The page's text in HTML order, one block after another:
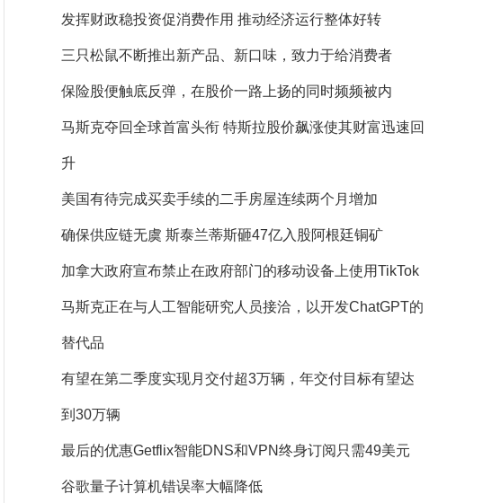
发挥财政稳投资促消费作用 推动经济运行整体好转
三只松鼠不断推出新产品、新口味，致力于给消费者
保险股便触底反弹，在股价一路上扬的同时频频被内
马斯克夺回全球首富头衔 特斯拉股价飙涨使其财富迅速回
升
美国有待完成买卖手续的二手房屋连续两个月增加
确保供应链无虞 斯泰兰蒂斯砸47亿入股阿根廷铜矿
加拿大政府宣布禁止在政府部门的移动设备上使用TikTok
马斯克正在与人工智能研究人员接洽，以开发ChatGPT的
替代品
有望在第二季度实现月交付超3万辆，年交付目标有望达
到30万辆
最后的优惠Getflix智能DNS和VPN终身订阅只需49美元
谷歌量子计算机错误率大幅降低